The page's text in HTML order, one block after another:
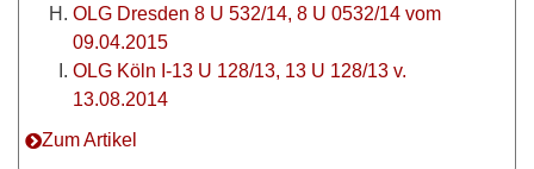
OLG Dresden 8 U 532/14, 8 U 0532/14 vom
09.04.2015
OLG Köln I-13 U 128/13, 13 U 128/13 v.
13.08.2014
Zum Artikel